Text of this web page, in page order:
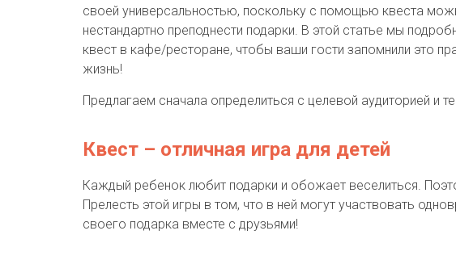
своей универсальностью, поскольку с помощью квеста
нестандартно преподнести подарки. В этой статье мы
квест в кафе/ресторане, чтобы ваши гости запомнили это
жизнь!
Предлагаем сначала определиться с целевой аудиторией и
Квест – отличная игра для детей
Каждый ребенок любит подарки и обожает веселиться.
Прелесть этой игры в том, что в ней могут участвовать
своего подарка вместе с друзьями!